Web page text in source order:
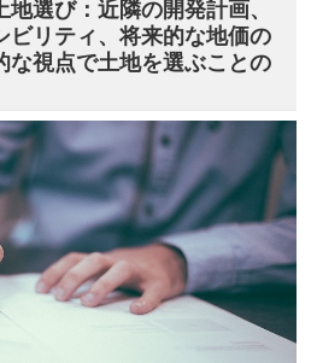
選び：近隣の開発計画、
ビリティ、将来的な地価の
な視点で土地を選ぶことの